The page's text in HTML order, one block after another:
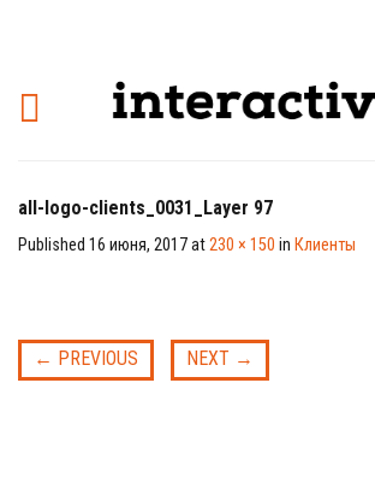
all-logo-clients_0031_Layer 97
Published 16 июня, 2017at230 × 150 in Клиенты
← PREVIOUS NEXT →